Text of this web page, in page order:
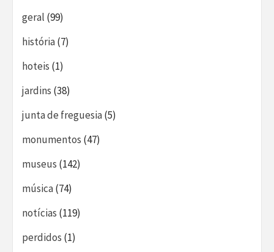
geral (99)
história(7)
hoteis (1)
jardins (38)
junta de freguesia(5)
monumentos (47)
museus (142)
música(74)
notícias (119)
perdidos (1)